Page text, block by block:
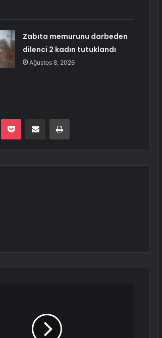
Zabıta memurunu darbeden
dilenci 2 kadın tutuklandı
Ağustos 8, 2026
Pocket E-Posta ile paylaş Yazdır